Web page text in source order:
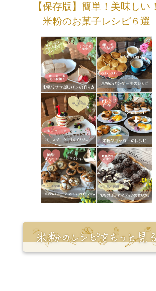
【保存版】簡単！美味しい！
米粉のお菓子レシピ６選